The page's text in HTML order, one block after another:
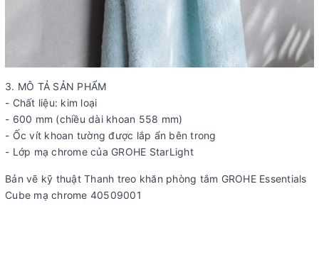
3. MÔ TẢ SẢN PHẨM
- Chất liệu: kim loại
- 600 mm (chiều dài khoan 558 mm)
- Ốc vít khoan tường được lắp ẩn bên trong
- Lớp mạ chrome của GROHE StarLight
Bản vẽ kỹ thuật Thanh treo khăn phòng tắm GROHE Essentials
Cube mạ chrome 40509001